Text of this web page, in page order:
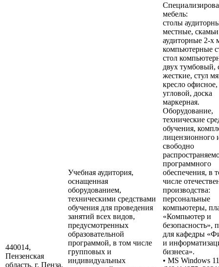
440014,
Пензенская
область, г. Пенза,
Учебная аудитория,
оснащенная
оборудованием,
техническими средствами
обучения для проведения
занятий всех видов,
предусмотренных
образовательной
программой, в том числе
групповых и
индивидуальных
мебель:
столы
местные, скамьи
аудиторные 2-х
компьютерные
стол
двух тумбовый,
жесткие, стул
кресло
угловой, доска
маркерная.
Оборудование,
технические
обучения,
лицензионного
свободно
программного
обеспечения, в
числе
производства:
персональные
компьютеры,
«Компьютер и
безопасность»,
для кафедры
и
бизнеса».
• MS Windows 11